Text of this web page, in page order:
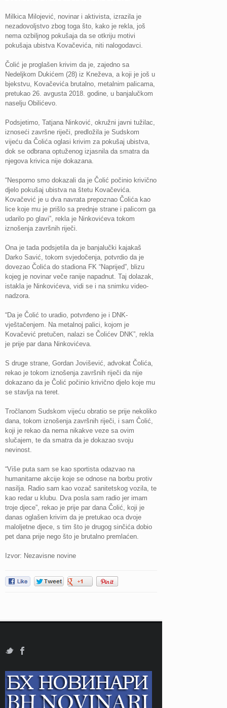
Milkica Milojević, novinar i aktivista, izrazila je
nezadovoljstvo zbog toga što, kako je rekla, još
nema ozbiljnog pokušaja da se otkriju motivi
pokušaja ubistva Kovačevića, niti nalogodavci.
Čolić je proglašen krivim da je, zajedno sa
Nedeljkom Dukićem (28) iz Kneževa, a koji je još u
bjekstvu, Kovačevića brutalno, metalnim palicama,
pretukao 26. avgusta 2018. godine, u banjalučkom
naselju Obilićevo.
Podsjetimo, Tatjana Ninković, okružni javni tužilac,
iznoseći završne riječi, predložila je Sudskom
vijeću da Čolića oglasi krivim za pokušaj ubistva,
dok se odbrana optuženog izjasnila da smatra da
njegova krivica nije dokazana.
“Nesporno smo dokazali da je Čolić počinio krivično
djelo pokušaj ubistva na štetu Kovačevića.
Kovačević je u dva navrata prepoznao Čolića kao
lice koje mu je prišlo sa prednje strane i palicom ga
udarilo po glavi”, rekla je Ninkovićeva tokom
iznošenja završnih riječi.
Ona je tada podsjetila da je banjalučki kajakaš
Darko Savić, tokom svjedočenja, potvrdio da je
dovezao Čolića do stadiona FK “Naprijed”, blizu
kojeg je novinar veče ranije napadnut. Taj dolazak,
istakla je Ninkovićeva, vidi se i na snimku video-
nadzora.
“Da je Čolić to uradio, potvrđeno je i DNK-
vještačenjem. Na metalnoj palici, kojom je
Kovačević pretučen, nalazi se Čolićev DNK”, rekla
je prije par dana Ninkovićeva.
S druge strane, Gordan Jovišević, advokat Čolića,
rekao je tokom iznošenja završnih riječi da nije
dokazano da je Čolić počinio krivično djelo koje mu
se stavlja na teret.
Tročlanom Sudskom vijeću obratio se prije nekoliko
dana, tokom iznošenja završnih riječi, i sam Čolić,
koji je rekao da nema nikakve veze sa ovim
slučajem, te da smatra da je dokazao svoju
nevinost.
“Više puta sam se kao sportista odazvao na
humanitarne akcije koje se odnose na borbu protiv
nasilja. Radio sam kao vozač sanitetskog vozila, te
kao redar u klubu. Dva posla sam radio jer imam
troje djece”, rekao je prije par dana Čolić, koji je
danas oglašen krivim da je pretukao oca dvoje
maloljetne djece, s tim što je drugog sinčića dobio
pet dana prije nego što je brutalno premlaćen.
Izvor: Nezavisne novine